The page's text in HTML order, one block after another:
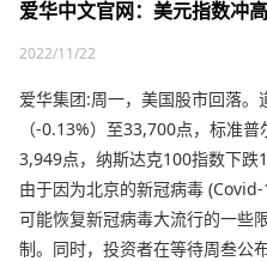
爱华中文官网：美元指数冲
2022/11/22
爱华集团:周一，美国股市回落
（-0.13%）至33,700点，标准
3,949点，纳斯达克100指数下跌
由于因为北京的新冠病毒
可能恢复新冠病毒大流行的一些
制。同时，投资者在等待周叁公